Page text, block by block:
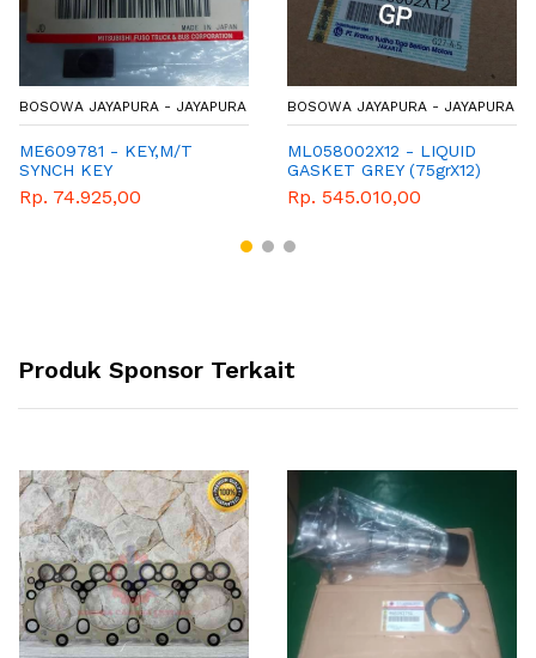
BOSOWA JAYAPURA - JAYAPURA
ME609781 - KEY,M/T
SYNCH KEY
Rp. 74.925,00
BOSOWA JAYAPURA - JAYAPURA
ML058002X12 - LIQUID
GASKET GREY (75grX12)
Rp. 545.010,00
Produk Sponsor Terkait